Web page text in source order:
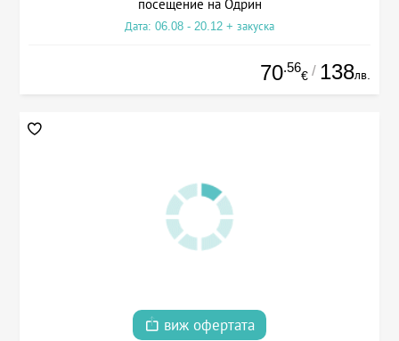
посещение на Одрин
Дата: 06.08 - 20.12 + закуска
70.56
€ / 138лв.
виж офертата